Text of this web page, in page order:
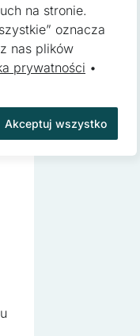
na stronie.
oznacza
nas plików
prywatności •
Akceptuj wszystko
w jaki sposób
na stronach
użytkowników i tym